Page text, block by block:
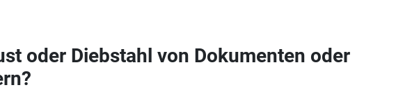
oder Diebstahl von Dokumenten oder